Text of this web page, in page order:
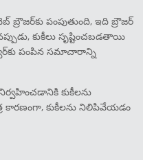
పంపుతుంది, ఇది బ్రౌజర్
కుకీలు సృష్టించబడతాయి
పంపిన సమాచారాన్ని
కుకీలను
కారణంగా, కుకీలను నిలిపివేయడం